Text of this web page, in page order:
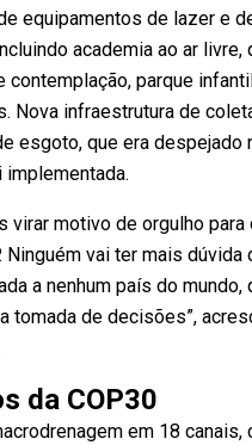
equipamentos de lazer e
academia ao ar livre,
contemplação, parque
Nova infraestrutura de
esgoto, que era despejado
virar motivo de orgulho para
Ninguém vai ter mais dúvida
a nenhum país do mundo,
tomada de decisões”,
da COP30
em 18 canais,